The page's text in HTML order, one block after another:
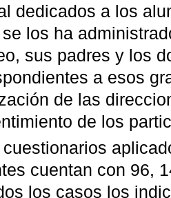
dedicados a los
los ha
sus padres y los
a esos
de las
de los
cuestionarios
cuentan con 96,
los casos los